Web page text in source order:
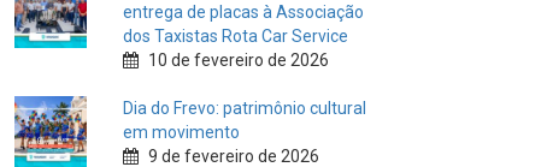
entrega de placas à Associação
dos Taxistas Rota Car Service
10 de fevereiro de 2026
Dia do Frevo: patrimônio cultural
em movimento
9 de fevereiro de 2026